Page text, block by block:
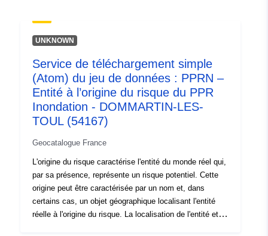
spatial:
Type: Polygon
Identificateurs:
a5f09f1c-ad5d-4ab9-8d5e-
6046e5ad0d5f
uriRef:
UNKNOWN
Service de téléchargement simple
(Atom) du jeu de données : PPRN –
Entité à l’origine du risque du PPR
Inondation - DOMMARTIN-LES-
TOUL (54167)
Geocatalogue France
L'origine du risque caractérise l'entité du monde réel qui,
par sa présence, représente un risque potentiel. Cette
origine peut être caractérisée par un nom et, dans
certains cas, un objet géographique localisant l'entité
réelle à l'origine du risque. La localisation de l'entité et la